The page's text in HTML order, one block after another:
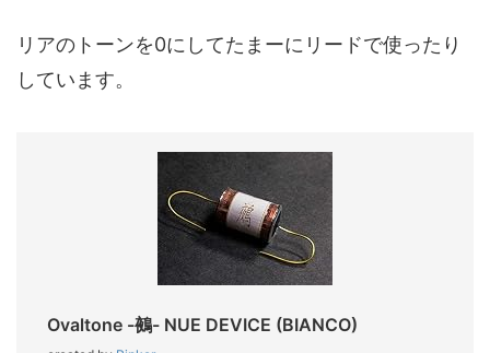
リアのトーンを0にしてたまーにリードで使ったり
しています。
Ovaltone -鵺- NUE DEVICE (BIANCO)